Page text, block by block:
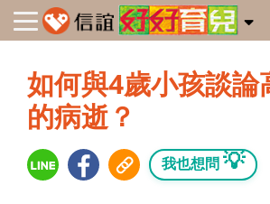
如何與4歲小孩談論
的病逝？
我也想問 💡